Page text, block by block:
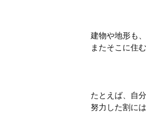
建物や地形も
またそこに住
たとえば、自
努力した割に